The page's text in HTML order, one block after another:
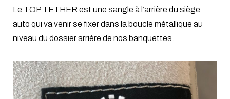
Le TOP TETHER est une sangle à l’arrière du siège
auto qui va venir se fixer dans la boucle métallique au
niveau du dossier arrière de nos banquettes.